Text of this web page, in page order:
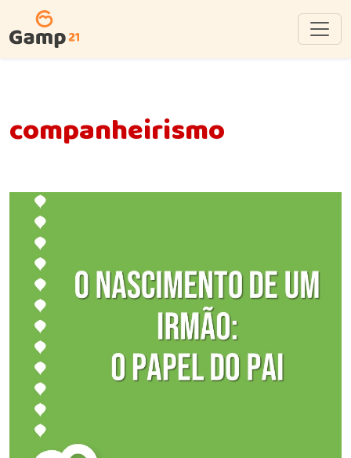
companheirismo